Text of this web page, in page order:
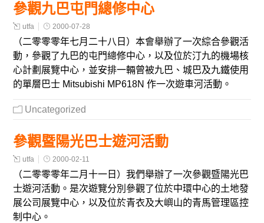
參觀九巴屯門總修中心
utfa 2000-07-28
（二零零零年七月二十八日）本會舉辦了一次綜合參觀活
動，參觀了九巴的屯門總修中心，以及位於汀九的機場核
心計劃展覽中心，並安排一輛曾被九巴、城巴及九鐵使用
的單層巴士 Mitsubishi MP618N 作一次遊車河活動。
Uncategorized
參觀暨陽光巴士遊河活動
utfa 2000-02-11
（二零零零年二月十一日）我們舉辦了一次參觀暨陽光巴
士遊河活動。是次遊覽分別參觀了位於中環中心的土地發
展公司展覽中心，以及位於青衣及大嶼山的青馬管理區控
制中心。